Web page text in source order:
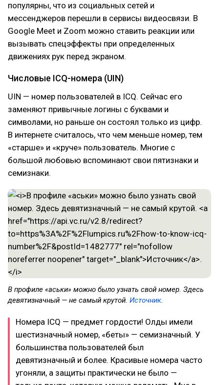
популярны, что из социальных сетей и
мессенджеров перешли в сервисы видеосвязи. В
Google Meet и Zoom можно ставить реакции или
вызывать спецэффекты при определенных
движениях рук перед экраном.
Числовые ICQ-номера (UIN)
UIN — номер пользователей в ICQ. Сейчас его
заменяют привычные логины с буквами и
символами, но раньше он состоял только из цифр.
В интернете считалось, что чем меньше номер, тем
«старше» и «круче» пользователь. Многие с
большой любовью вспоминают свои пятизнаки и
семизнаки.
В профиле «аськи» можно было узнать свой номер. Здесь
девятизначный — не самый крутой. Источник.
Номера ICQ — предмет гордости! Олды имели
шестизначный номер, «беты» — семизначный. У
большинства пользователей был
девятизначный и более. Красивые номера часто
угоняли, а защиты практически не было —